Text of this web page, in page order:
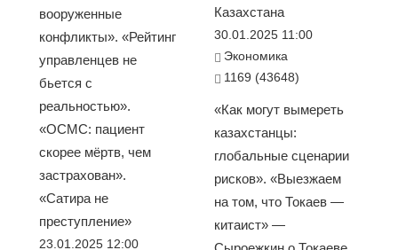
вооруженные
конфликты». «Рейтинг
управленцев не
бьется с
реальностью».
«ОСМС: пациент
скорее мёртв, чем
застрахован».
«Сатира не
преступление»
23.01.2025 12:00
Казахстана
30.01.2025 11:00
Экономика
1169 (43648)
«Как могут вымереть
казахстанцы:
глобальные сценарии
рисков». «Выезжаем
на том, что Токаев —
китаист» —